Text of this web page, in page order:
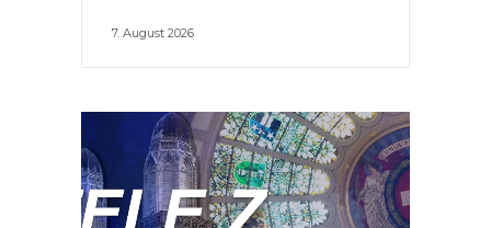
7. August 2026